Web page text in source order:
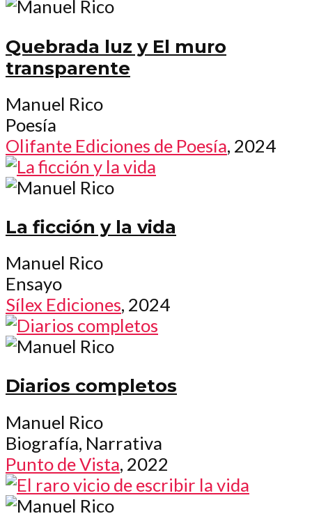
Quebrada luz y El muro
transparente
Manuel Rico
Poesía
Olifante Ediciones de Poesía, 2024
La ficción y la vida
Manuel Rico
Ensayo
Sílex Ediciones, 2024
Diarios completos
Manuel Rico
Biografía, Narrativa
Punto de Vista, 2022